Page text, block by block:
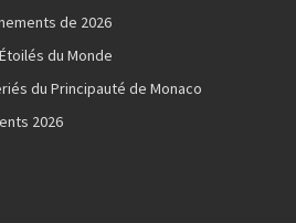
de 2026
du Monde
du Principauté de Monaco
2026